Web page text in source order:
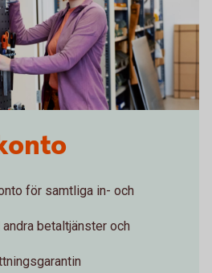
för samtliga in- och
betaltjänster och